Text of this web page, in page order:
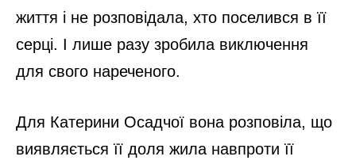
життя і не розповідала, хто поселився в її
серці. І лише разу зробила виключення
для свого нареченого.
Для Катерини Осадчої вона розповіла, що
виявляється її доля жила навпроти її